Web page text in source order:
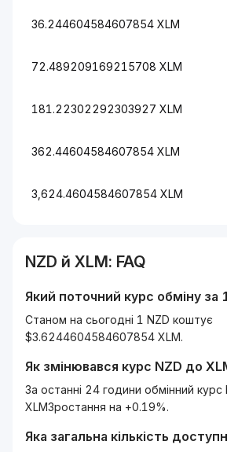
36.244604584607854 XLM
72.489209169215708 XLM
181.22302292303927 XLM
362.44604584607854 XLM
3,624.4604584607854 XLM
NZD й XLM: FAQ
Який поточний курс обміну за
Станом на сьогодні 1 NZD коштує
$3.6244604584607854 XLM.
Як змінювався курс NZD до
За останні 24 години обмінний курс
XLMЗростання на +0.19%.
Яка загальна кількість